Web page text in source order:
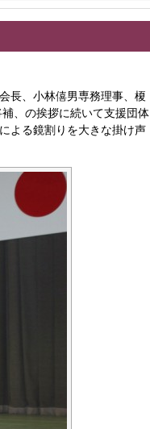
長、小林僖男専務理事、榎
、の挨拶に続いて支援団体
よる鏡割りを大きな掛け声